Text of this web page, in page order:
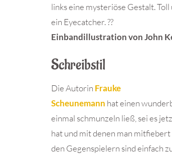
links eine mysteriöse Gestalt.
ein Eyecatcher. ??
Einbandillustration von John
Schreibstil
Die Autorin Frauke
Scheunemann hat einen
einmal schmunzeln ließ, sei es
hat und mit denen man
den Gegenspielern sind einfach